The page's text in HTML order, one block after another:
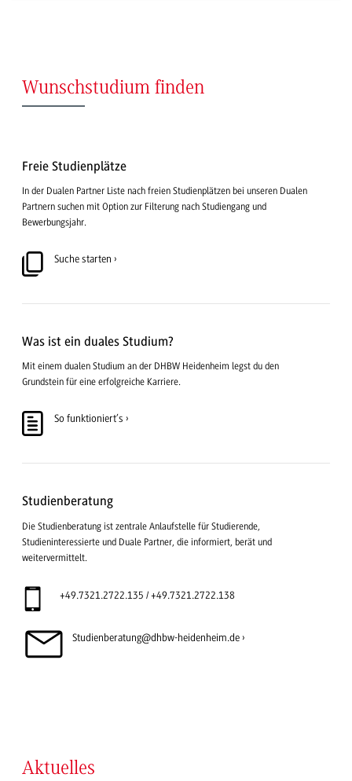
Wunschstudium finden
Freie Studienplätze
In der Dualen Partner Liste nach freien Studienplätzen bei unseren Dualen
Partnern suchen mit Option zur Filterung nach Studiengang und
Bewerbungsjahr.
Suche starten
Was ist ein duales Studium?
Mit einem dualen Studium an der DHBW Heidenheim legst du den
Grundstein für eine erfolgreiche Karriere.
So funktioniert’s
Studienberatung
Die Studienberatung ist zentrale Anlaufstelle für Studierende,
Studieninteressierte und Duale Partner, die informiert, berät und
weitervermittelt.
+49.7321.2722.135 / +49.7321.2722.138
Studienberatung@dhbw-heidenheim.de
Aktuelles